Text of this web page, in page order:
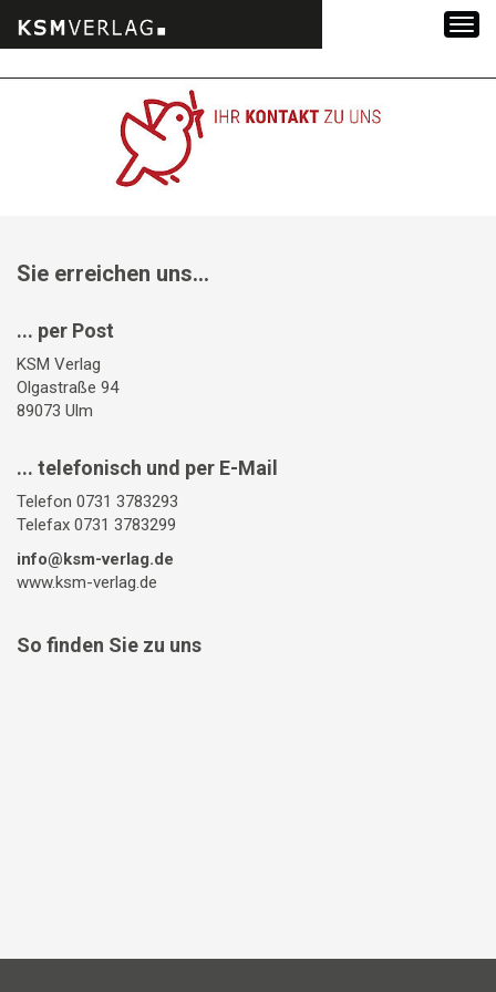
Sie erreichen uns...
... per Post
KSM Verlag
Olgastraße 94
89073 Ulm
... telefonisch und per E-Mail
Telefon 0731 3783293
Telefax 0731 3783299
info@ksm-verlag.de
www.ksm-verlag.de
So finden Sie zu uns